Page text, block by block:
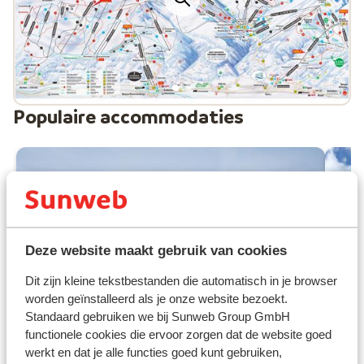
Deze website maakt gebruik van cookies
Dit zijn kleine tekstbestanden die automatisch in je browser
worden geïnstalleerd als je onze website bezoekt.
Standaard gebruiken we bij Sunweb Group GmbH
functionele cookies die ervoor zorgen dat de website goed
werkt en dat je alle functies goed kunt gebruiken,
Populaire accommodaties